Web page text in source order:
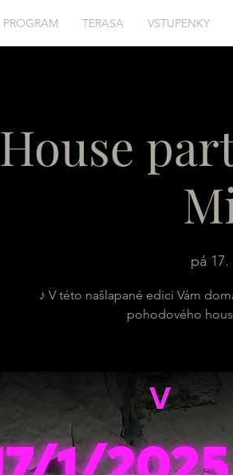
PROGRAM TERASA VSTUPENKY
House
pá 17.
♪ V této našlapané edici Vám
pohodového